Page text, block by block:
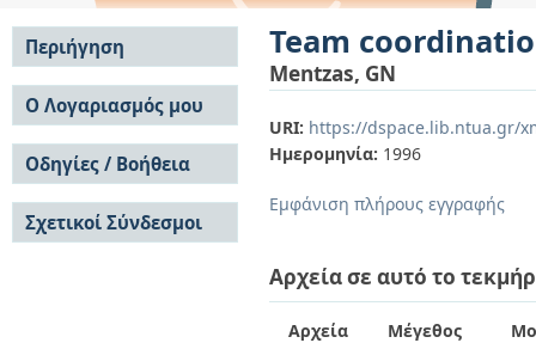
Team
Mentzas, GN
URI: https://dspace.lib.ntua.gr/
Ημερομηνία: 1996
Εμφάνιση πλήρους εγγραφής
Αρχεία σε αυτό το
Αρχεία Μέγεθος
Περιήγηση
Σε όλο το DSpace
Κοινότητες & Συλλογές
Ανά Ημερομηνία
Έκδοσης
Συγγραφείς
Τίτλοι
Θέματα
Ο Λογαριασμός μου
Σύνδεση
Εγγραφή
Οδηγίες / Βοήθεια
Οδηγίες Υποβολής
Οδηγίες Χρήσης ΙΑ
Συχνές Ερωτήσεις
Σχετικοί Σύνδεσμοι